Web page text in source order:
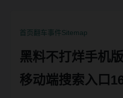
首页翻车事件Sitemap
黑料不打烊手机
移动端搜索入口